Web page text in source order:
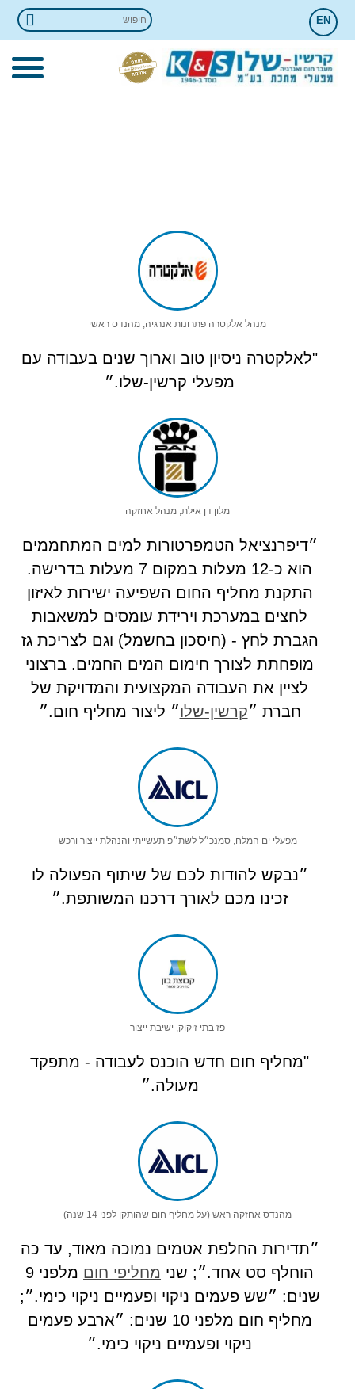
EN
מנהל אלקטרה פתרונות אנרגיה, מהנדס ראשי
"לאלקטרה ניסיון טוב וארוך שנים בעבודה עם
מפעלי קרשין-שלו.״
מלון דן אילת, מנהל אחזקה
״דיפרנציאל הטמפרטורות למים המתחממים
הוא כ-12 מעלות במקום 7 מעלות בדרישה.
התקנת מחליף החום השפיעה ישירות לאיזון
לחצים במערכת וירידת עומסים למשאבות
הגברת לחץ - (חיסכון בחשמל) וגם לצריכת גז
מופחתת לצורך חימום המים החמים. ברצוני
לציין את העבודה המקצועית והמדויקת של
חברת ״קרשין-שלו״ ליצור מחליף חום.״
מפעלי ים המלח, סמנכ״ל לשת״פ תעשייתי והנהלת ייצור ורכש
״נבקש להודות לכם של שיתוף הפעולה לו
זכינו מכם לאורך דרכנו המשותפת.״
פז בתי זיקוק, ישיבת ייצור
"מחליף חום חדש הוכנס לעבודה - מתפקד
מעולה.״
מהנדס אחזקה ראש (על מחליף חום שהותקן לפני 14 שנה)
״תדירות החלפת אטמים נמוכה מאוד, עד כה
הוחלף סט אחד.״; שני מחליפי חום
מלפני 9
שנים: ״שש פעמים ניקוי ופעמיים ניקוי כימי.״;
מחליף חום מלפני 10 שנים: ״ארבע פעמים
ניקוי ופעמיים ניקוי כימי.״